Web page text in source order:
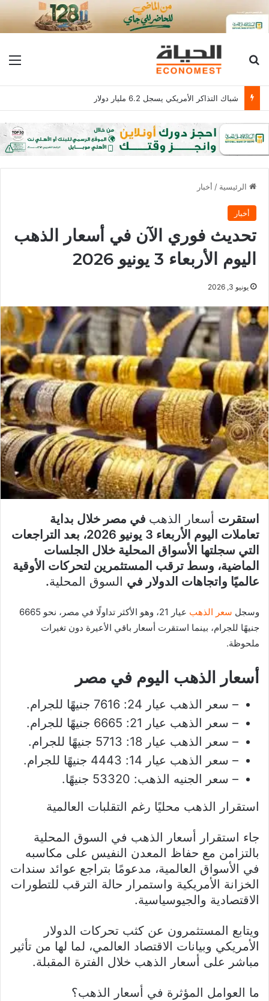
بحث عن
شباك التذاكر الأمريكي يسجل 6.2 مليار دولار
الرئيسية / أخبار
أخبار
تحديث فوري الآن في أسعار الذهب
اليوم الأربعاء 3 يونيو 2026
يونيو 3, 2026
استقرت أسعار الذهب في مصر خلال بداية
تعاملات اليوم الأربعاء 3 يونيو 2026، بعد التراجعات
التي سجلتها الأسواق المحلية خلال الجلسات
الماضية، وسط ترقب المستثمرين لتحركات الأوقية
عالميًا واتجاهات الدولار في السوق المحلية.
وسجل سعر الذهب
عيار 21، وهو الأكثر تداولًا في مصر، نحو 6665
جنيهًا للجرام، بينما استقرت أسعار باقي الأعيرة دون تغيرات
ملحوظة.
أسعار الذهب اليوم في مصر
– سعر الذهب عيار 24: 7616 جنيهًا للجرام.
– سعر الذهب عيار 21: 6665 جنيهًا للجرام.
– سعر الذهب عيار 18: 5713 جنيهًا للجرام.
– سعر الذهب عيار 14: 4443 جنيهًا للجرام.
– سعر الجنيه الذهب: 53320 جنيهًا.
استقرار الذهب محليًا رغم التقلبات العالمية
جاء استقرار أسعار الذهب في السوق المحلية
بالتزامن مع حفاظ المعدن النفيس على مكاسبه
في الأسواق العالمية، مدعومًا بتراجع عوائد سندات
الخزانة الأمريكية واستمرار حالة الترقب للتطورات
الاقتصادية والجيوسياسية.
ويتابع المستثمرون عن كثب تحركات الدولار
الأمريكي وبيانات الاقتصاد العالمي، لما لها من تأثير
مباشر على أسعار الذهب خلال الفترة المقبلة.
ما العوامل المؤثرة في أسعار الذهب؟